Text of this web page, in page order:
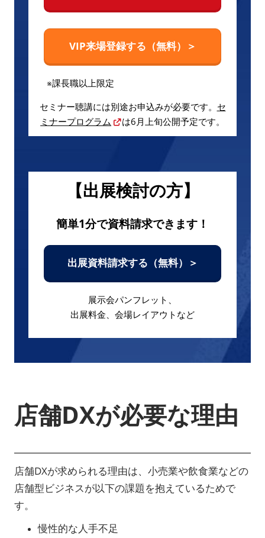
VIP来場登録する（無料）＞
※課長職以上限定
セミナー聴講には別途お申込みが必要です。 セ
ミナープログラム
は6月上旬公開予定です。
【出展検討の方】
簡単1分で資料請求できます！
出展資料請求する（無料）＞
展示会パンフレット、
出展料金、会場レイアウトなど
店舗DXが必要な理由
店舗DXが求められる理由は、小売業や飲食業などの
店舗型ビジネスが以下の課題を抱えているためで
す。
慢性的な人手不足